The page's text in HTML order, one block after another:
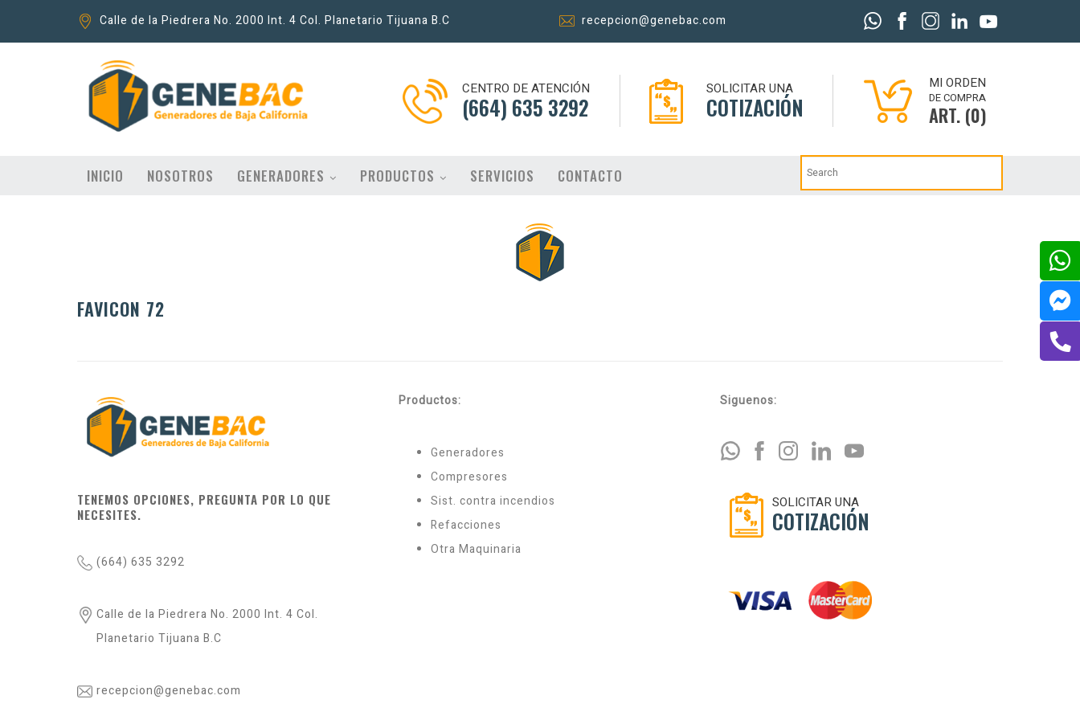
Calle de la Piedrera No. 2000 Int. 4 Col. Planetario Tijuana B.C recepcion@genebac.com
CENTRO DE ATENCIÓN
(664) 635 3292
SOLICITAR UNA
COTIZACIÓN
MI ORDEN
DE COMPRA
ART. (0)
INICIO NOSOTROS GENERADORES PRODUCTOS SERVICIOS CONTACTO
FAVICON 72
TENEMOS OPCIONES, PREGUNTA POR LO QUE
NECESITES.
(664) 635 3292
Calle de la Piedrera No. 2000 Int. 4 Col.
Planetario Tijuana B.C
recepcion@genebac.com
Productos:
Generadores
Compresores
Sist. contra incendios
Refacciones
Otra Maquinaria
Siguenos:
SOLICITAR UNA
COTIZACIÓN